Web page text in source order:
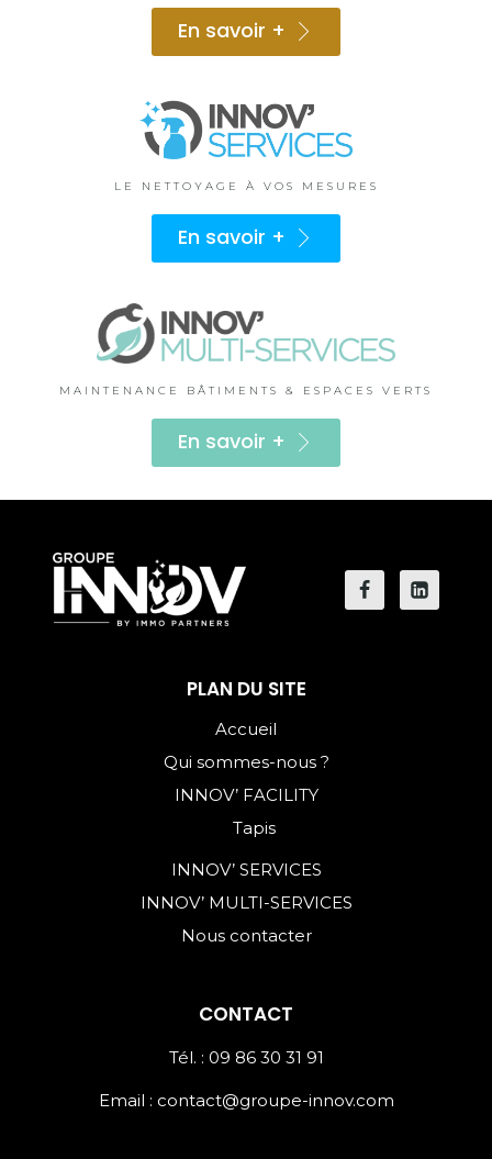
En savoir +
LE NETTOYAGE À VOS MESURES
En savoir +
MAINTENANCE BÂTIMENTS & ESPACES VERTS
En savoir +
PLAN DU SITE
Accueil
Qui sommes-nous ?
INNOV’ FACILITY
Tapis
INNOV’ SERVICES
INNOV’ MULTI-SERVICES
Nous contacter
CONTACT
Tél. : 09 86 30 31 91
Email : contact@groupe-innov.com